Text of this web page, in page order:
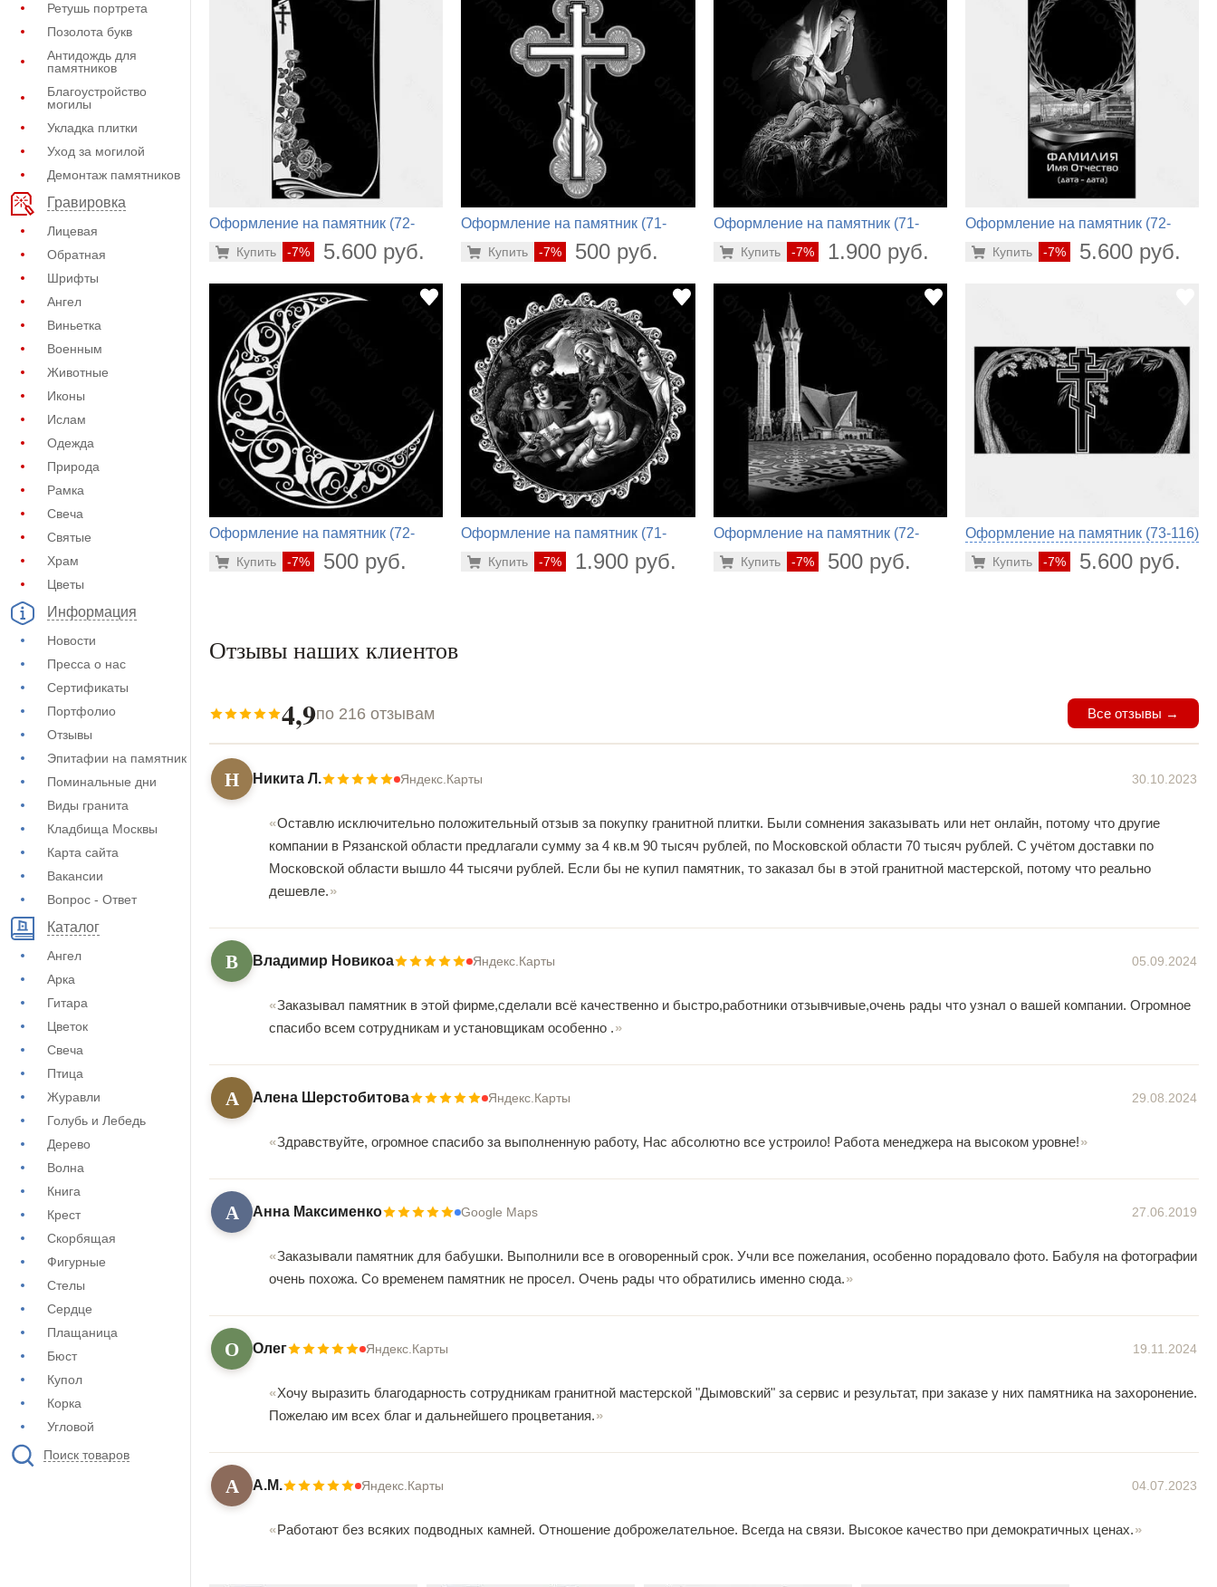
Ретушь портрета
Позолота букв
Антидождь для
памятников
Благоустройство
могилы
Укладка плитки
Уход за могилой
Демонтаж памятников
Гравировка
Лицевая
Обратная
Шрифты
Ангел
Виньетка
Военным
Животные
Иконы
Ислам
Одежда
Природа
Рамка
Свеча
Святые
Храм
Цветы
Информация
Новости
Пресса о нас
Сертификаты
Портфолио
Отзывы
Эпитафии на памятник
Поминальные дни
Виды гранита
Кладбища Москвы
Карта сайта
Вакансии
Вопрос - Ответ
Каталог
Ангел
Арка
Гитара
Цветок
Свеча
Птица
Журавли
Голубь и Лебедь
Дерево
Волна
Книга
Крест
Скорбящая
Фигурные
Стелы
Сердце
Плащаница
Бюст
Купол
Корка
Угловой
Поиск товаров
Оформление на памятник (72-
-7% 5.600 руб.
Купить
Оформление на памятник (71-
-7% 500 руб.
Купить
Оформление на памятник (71-
-7% 1.900 руб.
Купить
Оформление на памятник (72-
-7% 5.600 руб.
Купить
Оформление на памятник (72-
-7% 500 руб.
Купить
Оформление на памятник (71-
-7% 1.900 руб.
Купить
Оформление на памятник (72-
-7% 500 руб.
Купить
Оформление на памятник (73-116)
-7% 5.600 руб.
Купить
Отзывы наших клиентов
4,9по 216 отзывам Все отзывы →
Н Никита Л. Яндекс.Карты 30.10.2023
Оставлю исключительно положительный отзыв за покупку гранитной плитки. Были сомнения заказывать или нет онлайн, потому что другие
компании в Рязанской области предлагали сумму за 4 кв.м 90 тысяч рублей, по Московской области 70 тысяч рублей. С учётом доставки по
Московской области вышло 44 тысячи рублей. Если бы не купил памятник, то заказал бы в этой гранитной мастерской, потому что реально
дешевле.
В Владимир Новикоа Яндекс.Карты 05.09.2024
Заказывал памятник в этой фирме,сделали всё качественно и быстро,работники отзывчивые,очень рады что узнал о вашей компании. Огромное
спасибо всем сотрудникам и установщикам особенно .
А Алена Шерстобитова Яндекс.Карты 29.08.2024
Здравствуйте, огромное спасибо за выполненную работу, Нас абсолютно все устроило! Работа менеджера на высоком уровне!
А Анна Максименко Google Maps 27.06.2019
Заказывали памятник для бабушки. Выполнили все в оговоренный срок. Учли все пожелания, особенно порадовало фото. Бабуля на фотографии
очень похожа. Со временем памятник не просел. Очень рады что обратились именно сюда.
О Олег Яндекс.Карты 19.11.2024
Хочу выразить благодарность сотрудникам гранитной мастерской "Дымовский" за сервис и результат, при заказе у них памятника на захоронение.
Пожелаю им всех благ и дальнейшего процветания.
А А.М. Яндекс.Карты 04.07.2023
Работают без всяких подводных камней. Отношение доброжелательное. Всегда на связи. Высокое качество при демократичных ценах.